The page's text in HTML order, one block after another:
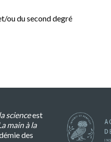
ou du second degré
scienceest
main à la
des